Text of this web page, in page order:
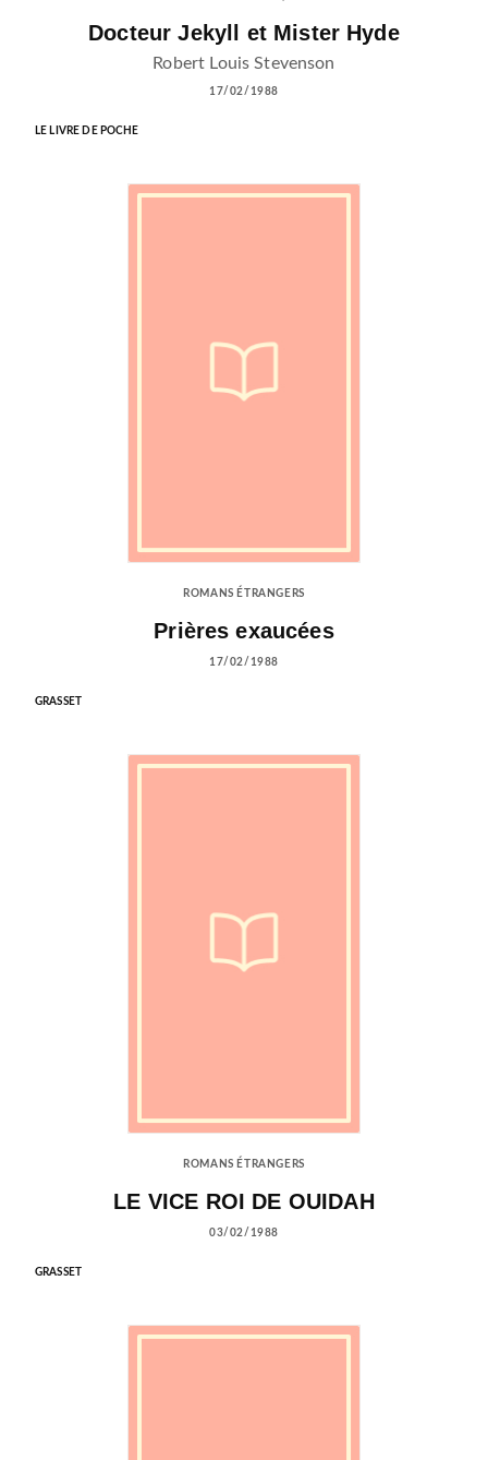
Docteur Jekyll et Mister Hyde
Robert Louis Stevenson
17/02/1988
LE LIVRE DE POCHE
ROMANS ÉTRANGERS
Prières exaucées
17/02/1988
GRASSET
ROMANS ÉTRANGERS
LE VICE ROI DE OUIDAH
03/02/1988
GRASSET